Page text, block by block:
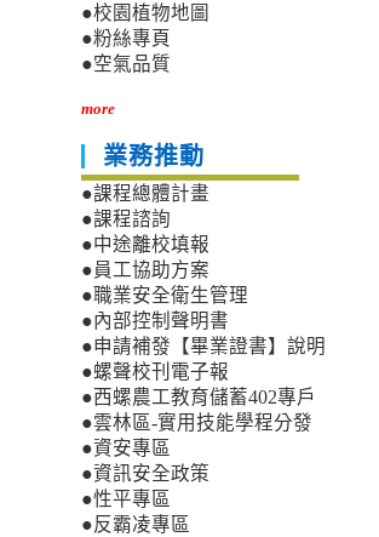
●校園植物地圖
●粉絲專頁
●空氣品質
more
業務推動
●課程總體計畫
●課程諮詢
●中途離校填報
●員工協助方案
●職業安全衛生管理
●內部控制聲明書
●申請補發【畢業證書】說明
●螺聲校刊電子報
●西螺農工教育儲蓄402專戶
●雲林區-實用技能學程分發
●資安專區
●資訊安全政策
●性平專區
●反霸凌專區